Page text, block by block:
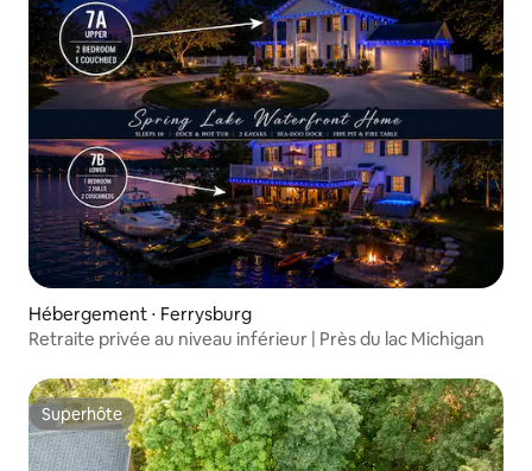
Hébergement ⋅ Ferrysburg
Retraite privée au niveau inférieur | Près du lac Michigan
Superhôte
Superhôte